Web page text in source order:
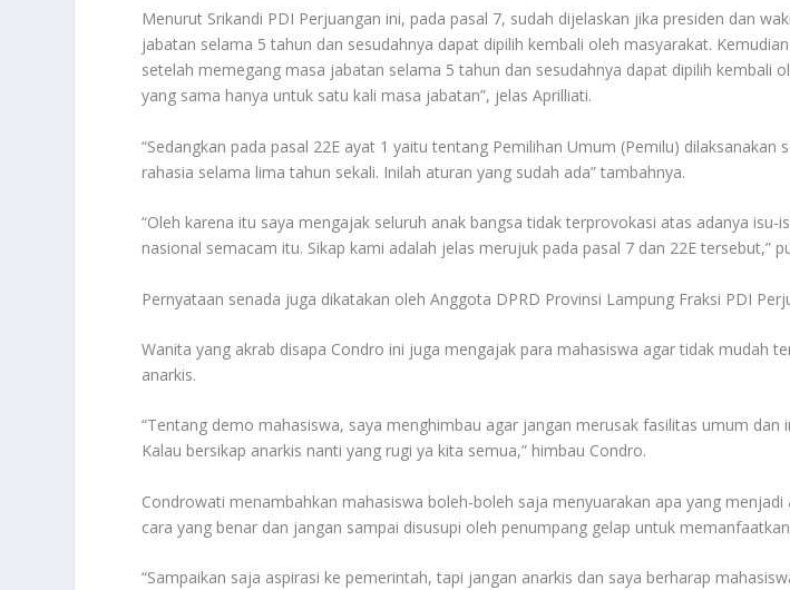
Menurut Srikandi PDI Perjuangan ini, pada pasal 7, sudah dijelaskan jika presiden dan
jabatan selama 5 tahun dan sesudahnya dapat dipilih kembali oleh masyarakat.
setelah memegang masa jabatan selama 5 tahun dan sesudahnya dapat dipilih kembali
yang sama hanya untuk satu kali masa jabatan”, jelas Aprilliati.
“Sedangkan pada pasal 22E ayat 1 yaitu tentang Pemilihan Umum (Pemilu) dilaksanakan
rahasia selama lima tahun sekali. Inilah aturan yang sudah ada” tambahnya.
“Oleh karena itu saya mengajak seluruh anak bangsa tidak terprovokasi atas adanya isu-
nasional semacam itu. Sikap kami adalah jelas merujuk pada pasal 7 dan 22E tersebut,”
Pernyataan senada juga dikatakan oleh Anggota DPRD Provinsi Lampung Fraksi PDI
Wanita yang akrab disapa Condro ini juga mengajak para mahasiswa agar tidak mudah
anarkis.
“Tentang demo mahasiswa, saya menghimbau agar jangan merusak fasilitas umum dan
Kalau bersikap anarkis nanti yang rugi ya kita semua,” himbau Condro.
Condrowati menambahkan mahasiswa boleh-boleh saja menyuarakan apa yang menjadi
cara yang benar dan jangan sampai disusupi oleh penumpang gelap untuk
“Sampaikan saja aspirasi ke pemerintah, tapi jangan anarkis dan saya berharap